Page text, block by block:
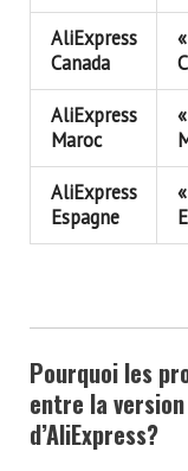
AliExpress
Canada
AliExpress
Maroc
AliExpress
Espagne
Pourquoi les
entre la
d’AliExpress?